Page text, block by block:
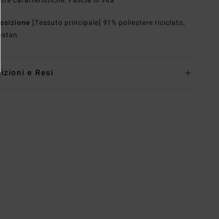
[Tessuto principale] 91% poliestere riciclato,
e Resi